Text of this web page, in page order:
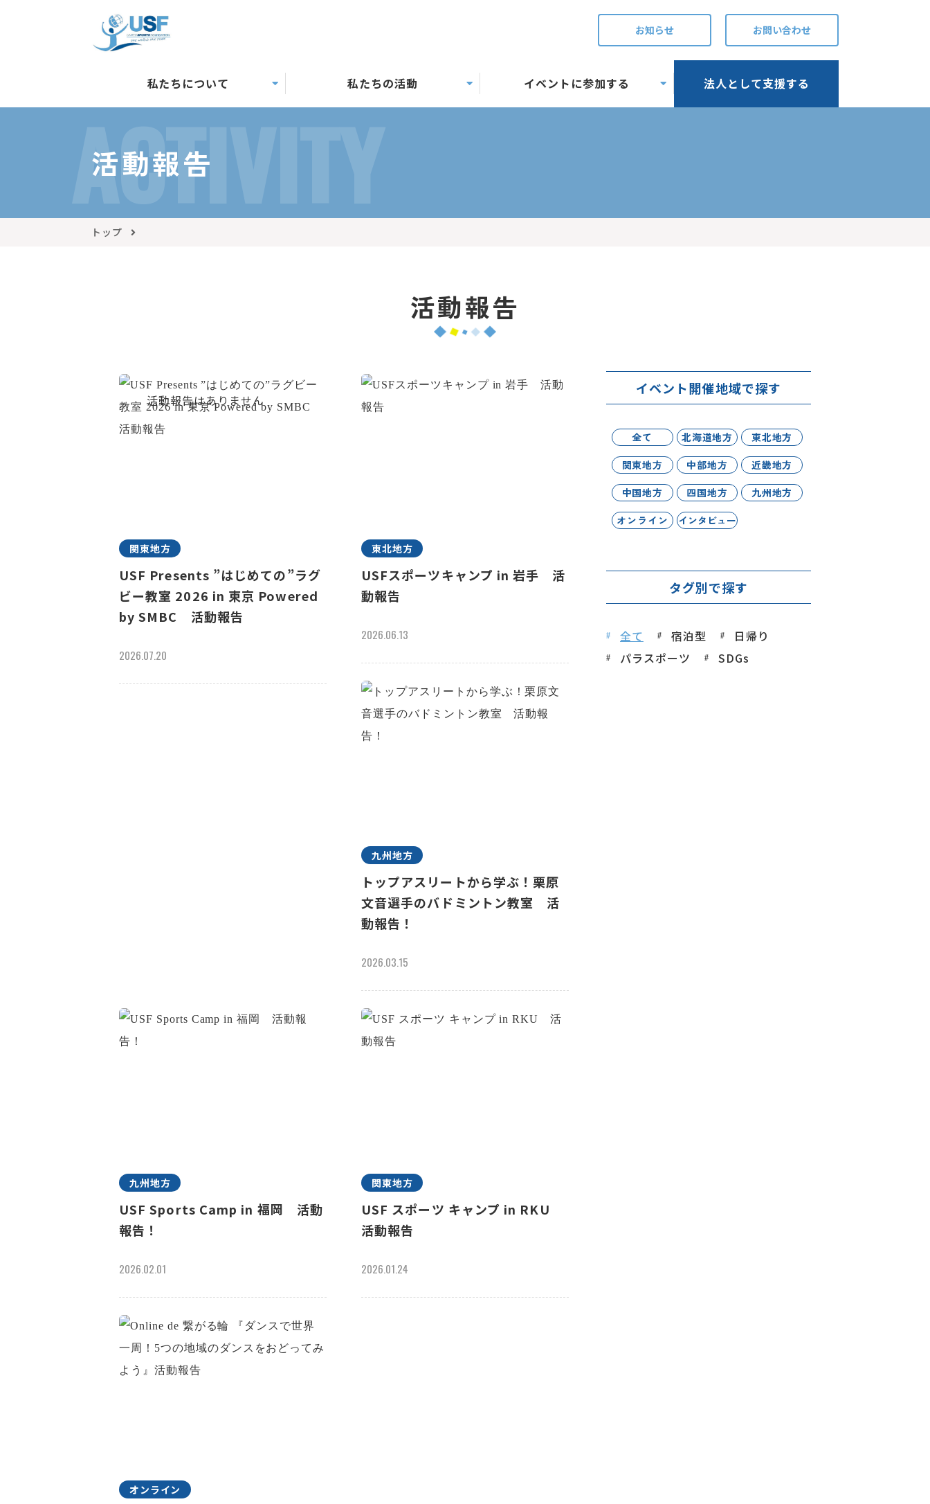
お知らせ お問い合わせ
私たちについて 私たちの活動 イベントに参加する 法人として支援する
ACTIVITY
活動報告
トップ
活動報告
関東地方
USF Presents ”はじめての”ラグ
ビー教室 2026 in 東京 Powered
by SMBC 活動報告
2026.07.20
東北地方
USFスポーツキャンプ in 岩手 活
動報告
2026.06.13
九州地方
トップアスリートから学ぶ！栗原
文音選手のバドミントン教室 活
動報告！
2026.03.15
九州地方
USF Sports Camp in 福岡 活動
報告！
2026.02.01
関東地方
USF スポーツ キャンプ in RKU
活動報告
2026.01.24
オンライン
イベント開催地域で探す
全て 北海道地方
東北地方
関東地方
中部地方
近畿地方
中国地方
四国地方
九州地方
オンライン
インタビュー
タグ別で探す
全て 宿泊型
日帰り
パラスポーツ
SDGs